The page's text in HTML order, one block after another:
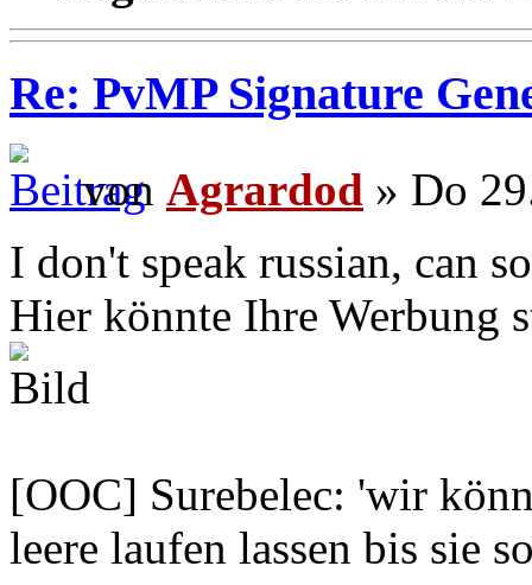
Re: PvMP Signature
von Agrardod » Do
I don't speak russian, can
Hier könnte Ihre Werbung
[OOC] Surebelec: 'wir
leere laufen lassen bis sie